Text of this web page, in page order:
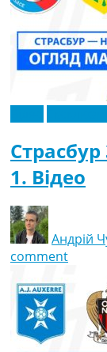
1. Відео
Андрій
comment